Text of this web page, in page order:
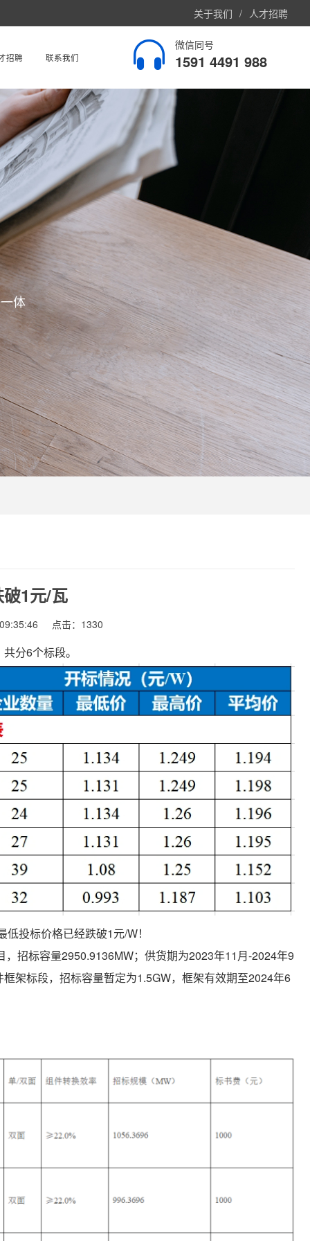
关于我们 / 人才招聘
招聘 联系我们
微信同号
1591 4491 988
体
1元/瓦
点击： 1330
分6个标段。
投标价格已经跌破1元/W！
招标容量2950.9136MW；供货期为2023年11月-2024年9
架标段，招标容量暂定为1.5GW，框架有效期至2024年6